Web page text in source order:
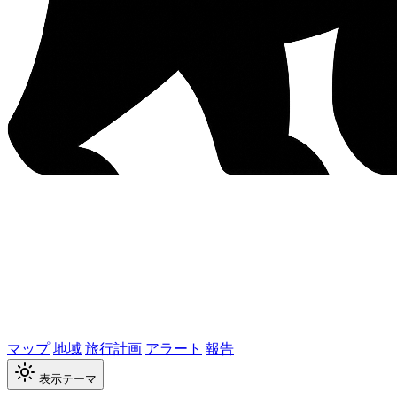
マップ地域旅行計画 アラート 報告
表示テーマ